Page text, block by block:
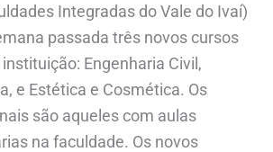
Integradas do Vale do Ivaí)
passada três novos cursos
Engenharia Civil,
e Estética e Cosmética. Os
são aqueles com aulas
na faculdade. Os novos